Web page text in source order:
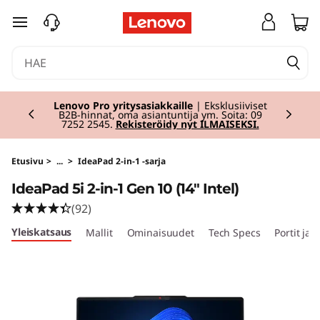
P
a
d
5
siirry pääsisältöön
Lenovo Pro yritysasiakkaille| Eksklusiiviset
B2B-hinnat, oma asiantuntija ym. Soita: 09
7252 2545. Rekisteröidy nyt ILMAISEKSI.
Currently displaying item 2 of 2
Etusivu > ... > IdeaPad 2-in-1 -sarja
IdeaPad 5i 2-in-1 Gen 10 (14" Intel)
(92)
Yleiskatsaus Mallit Ominaisuudet Tech Specs Portit ja